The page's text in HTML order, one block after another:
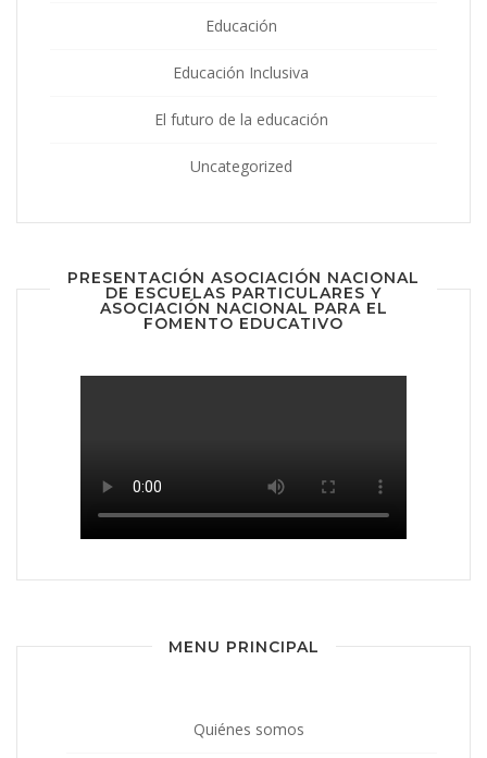
Educación
Educación Inclusiva
El futuro de la educación
Uncategorized
PRESENTACIÓN ASOCIACIÓN NACIONAL
DE ESCUELAS PARTICULARES Y
ASOCIACIÓN NACIONAL PARA EL
FOMENTO EDUCATIVO
MENU PRINCIPAL
Quiénes somos